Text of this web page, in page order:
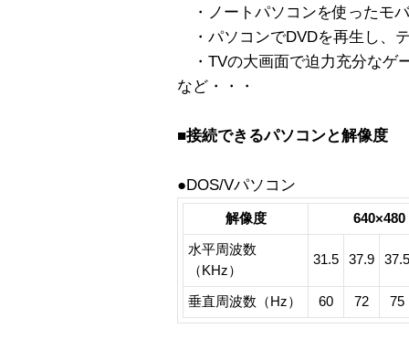
・ノートパソコンを使ったモ
・パソコンでDVDを再生し、
・TVの大画面で迫力充分なゲ
など・・・
■接続できるパソコンと解像度
●DOS/Vパソコン
解像度 640×480
水平周波数
（KHz）
31.5 37.9 37.5
垂直周波数（Hz） 60 72 75